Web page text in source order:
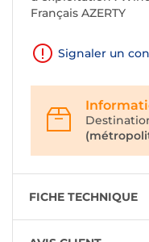
Français AZERTY
Signaler un
FICHE TECHNIQUE